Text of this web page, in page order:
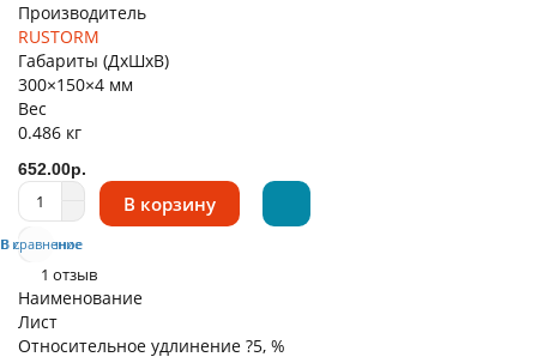
Производитель
RUSTORM
Габариты (ДхШхВ)
300×150×4 мм
Вес
0.486 кг
652.00р.
В корзину
В избранное
В сравнение
1 отзыв
Наименование
Лист
Относительное удлинение ?5, %